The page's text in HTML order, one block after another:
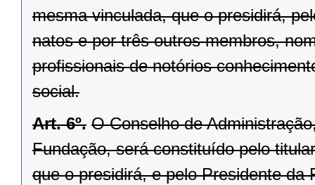
mesma vinculada, que o presidirá,
natos e por três outros membros,
profissionais de notórios
social.
Art. 6º. O Conselho de
Fundação, será constituído pelo
que o presidirá, e pelo Presidente